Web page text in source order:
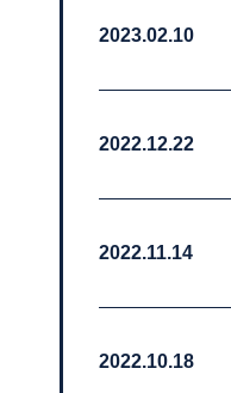
2023.02.10
2022.12.22
2022.11.14
2022.10.18